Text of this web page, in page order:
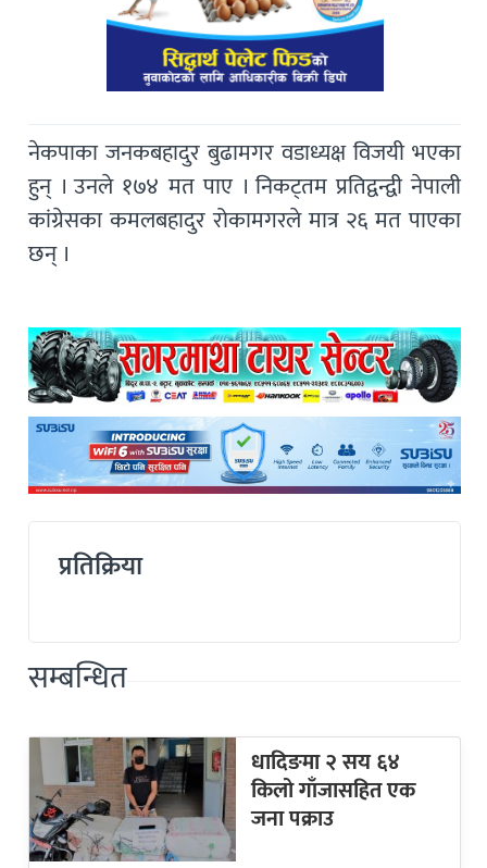
नेकपाका जनकबहादुर बुढामगर वडाध्यक्ष विजयी भएका
हुन् । उनले १७४ मत पाए । निकट्तम प्रतिद्वन्द्वी नेपाली
कांग्रेसका कमलबहादुर रोकामगरले मात्र २६ मत पाएका
छन् ।
प्रतिक्रिया
सम्बन्धित
धादिङमा २ सय ६४
किलो गाँजासहित एक
जना पक्राउ